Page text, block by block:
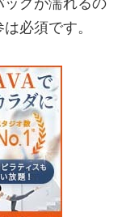
必須です。